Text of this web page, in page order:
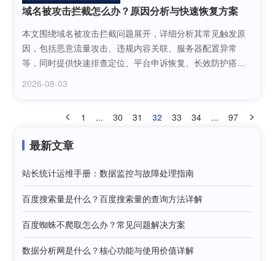
域名被攻击拦截怎么办？原因分析与快速恢复方案
本文围绕域名被攻击拦截问题展开，详细分析其常见触发原
因，包括恶意流量攻击、违规内容关联、服务器配置异常
等，同时提供快速排查定位、平台申诉恢复、长效防护搭建
2026-08-03
1 ... 30 31 32 33 34 ... 97
最新文章
站长统计运维手册：数据监控与故障处理指南
百度搜索量是什么？百度搜索量的查询方法详解
百度蜘蛛不爬取怎么办？常见问题解决方案
数据分析网是什么？核心功能与使用价值详解